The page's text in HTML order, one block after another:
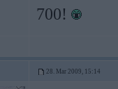
700!
28. Mar 2009, 15:14